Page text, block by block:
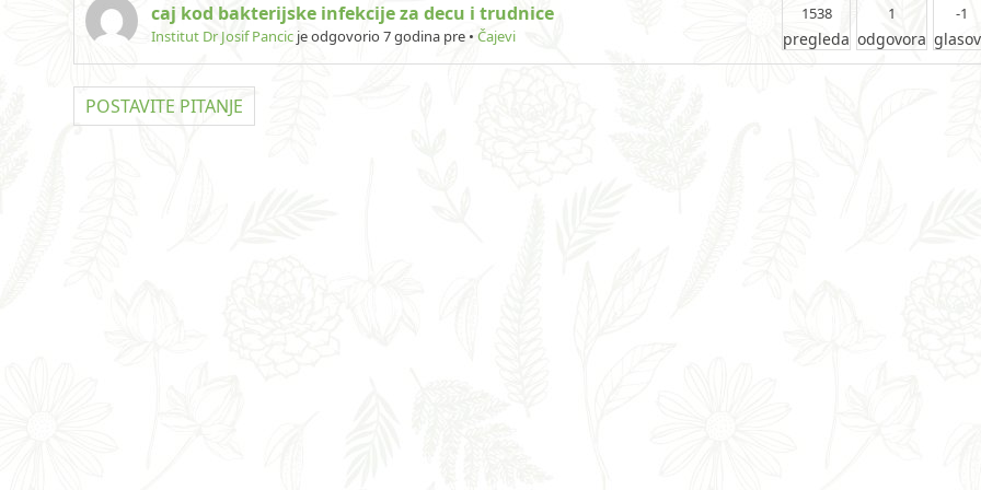
caj kod bakterijske infekcije za decu i trudnice
Institut Dr Josif Pancic je odgovorio 7 godina pre •Čajevi
1538
pregleda
1
odgovora
-1
POSTAVITE PITANJE